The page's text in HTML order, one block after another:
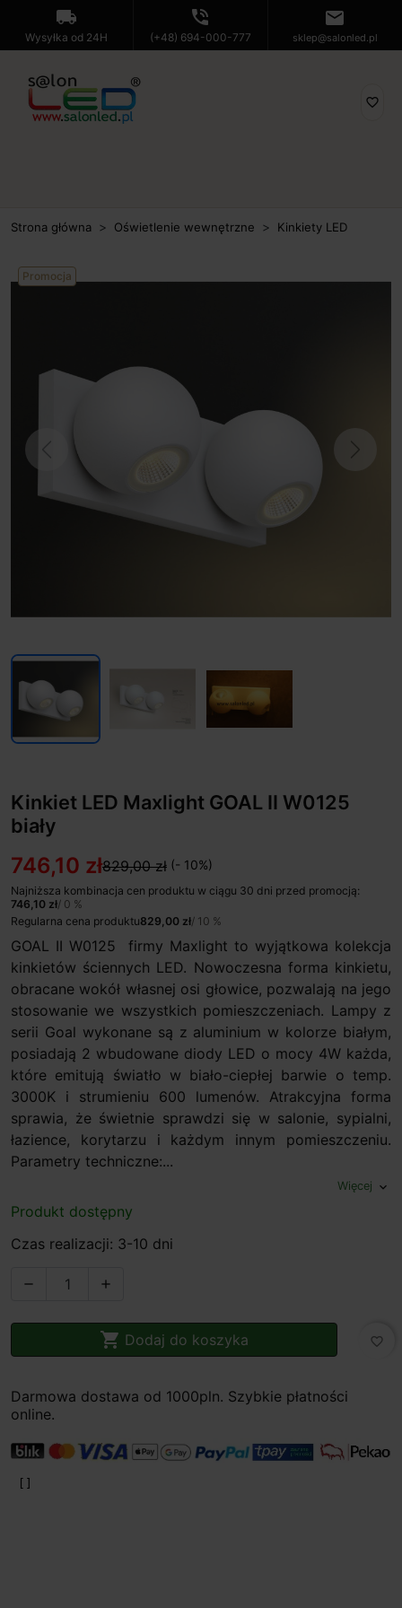
local_shipping
Wysyłka od 24H
phone_in_talk
(+48) 694-000-777
mail
sklep@salonled.pl
favorite_border
Strona główna Oświetlenie wewnętrzne Kinkiety LED
Promocja
Previous
Kinkiet LED Maxlight GOAL II W0125
biały
746,10 zł829,00 zł (- 10%)
Najniższa kombinacja cen produktu w ciągu 30 dni przed promocją:
746,10 zł/ 0 %
Regularna cena produktu829,00 zł/ 10 %
GOAL II W0125 firmy Maxlight to wyjątkowa kolekcja
kinkietów ściennych LED. Nowoczesna forma kinkietu,
obracane wokół własnej osi głowice, pozwalają na jego
stosowanie we wszystkich pomieszczeniach. Lampy z
serii Goal wykonane są z aluminium w kolorze białym,
posiadają 2 wbudowane diody LED o mocy 4W każda,
które emitują światło w biało-ciepłej barwie o temp.
3000K i strumieniu 600 lumenów. Atrakcyjna forma
sprawia, że świetnie sprawdzi się w salonie, sypialni,
łazience, korytarzu i każdym innym pomieszczeniu.
Parametry techniczne:...
Więcej expand_more
Produkt dostępny
Czas realizacji: 3-10 dni
 
 Dodaj do koszyka favorite_border
Darmowa dostawa od 1000pln. Szybkie płatności
online.